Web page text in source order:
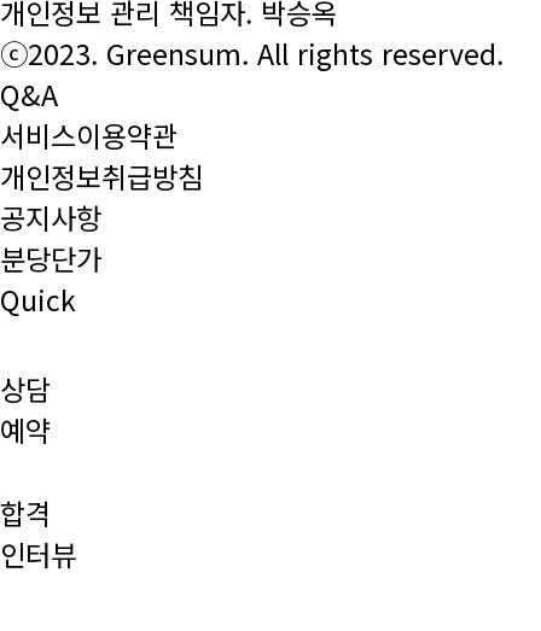
개인정보 관리 책임자. 박승옥
ⓒ2023. Greensum. All rights reserved.
Q&A
서비스이용약관
개인정보취급방침
공지사항
분당단가
Quick
상담
예약
합격
인터뷰